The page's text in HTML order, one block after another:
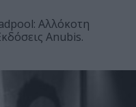
Αλλόκοτη
Anubis.